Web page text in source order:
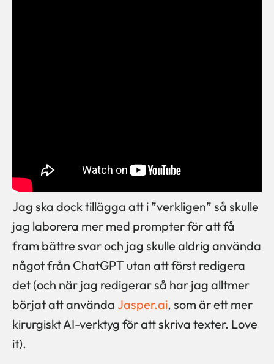
Jag ska dock tillägga att i ”verkligen” så skulle
jag laborera mer med prompter för att få
fram bättre svar och jag skulle aldrig använda
något från ChatGPT utan att först redigera
det (och när jag redigerar så har jag alltmer
börjat att använda Jasper.ai, som är ett mer
kirurgiskt AI-verktyg för att skriva texter. Love
it).